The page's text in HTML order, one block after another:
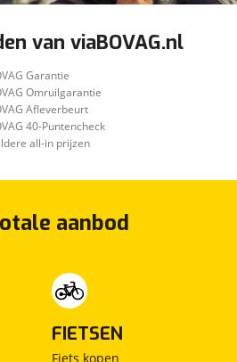
van viaBOVAG.nl
Garantie
Omruilgarantie
Afleverbeurt
40-Puntencheck
all-in prijzen
aanbod
FIETSEN
Fiets kopen